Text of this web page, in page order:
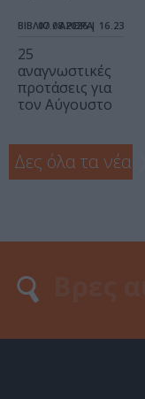
ΒΙΒΛΙΟ / ΑΡΘΡΑ
07.08.2026 | 16.23
25
αναγνωστικές
προτάσεις για
τον Αύγουστο
Δες όλα τα νέα